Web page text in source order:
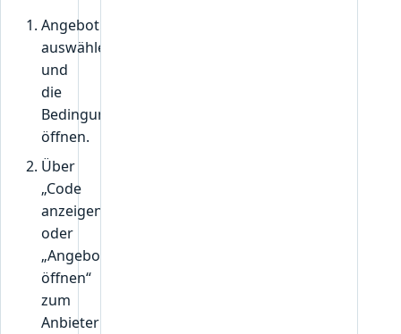
Angebot
auswählen
und
die
Bedingungen
öffnen.
Über
„Code
anzeigen“
oder
„Angebot
öffnen“
zum
Anbieter